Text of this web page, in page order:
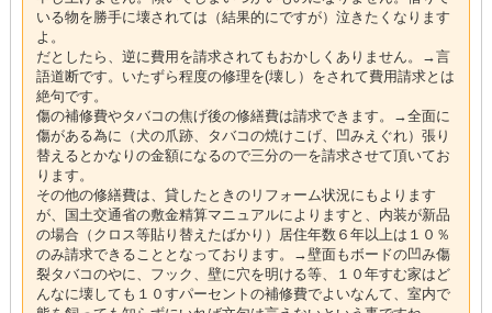
いる物を勝手に壊されては（結果的にですが）泣きたくなります
よ。
だとしたら、逆に費用を請求されてもおかしくありません。→言
語道断です。いたずら程度の修理を(壊し）をされて費用請求とは
絶句です。
傷の補修費やタバコの焦げ後の修繕費は請求できます。→全面に
傷がある為に（犬の爪跡、タバコの焼けこげ、凹みえぐれ）張り
替えるとかなりの金額になるので三分の一を請求させて頂いてお
ります。
その他の修繕費は、貸したときのリフォーム状況にもよります
が、国土交通省の敷金精算マニュアルによりますと、内装が新品
の場合（クロス等貼り替えたばかり）居住年数６年以上は１０％
のみ請求できることとなっております。→壁面もボードの凹み傷
裂タバコのやに、フック、壁に穴を明ける等、１０年すむ家はど
んなに壊しても１０すパーセントの補修費でよいなんて、室内で